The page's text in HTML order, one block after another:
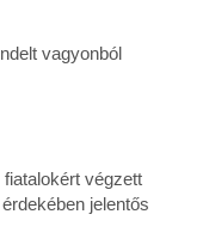
vagyonból
végzett
jelentős